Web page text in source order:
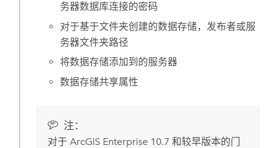
务器数据库连接的密码
对于基于文件夹创建的数据存储，发布者或服
务器文件夹路径
将数据存储添加到的服务器
数据存储共享属性
注：
对于 ArcGIS Enterprise 10.7 和较早版本的门